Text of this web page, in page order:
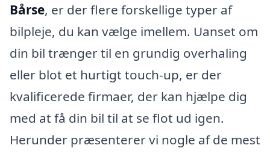
Bårse, er der flere forskellige typer af
bilpleje, du kan vælge imellem. Uanset om
din bil trænger til en grundig overhaling
eller blot et hurtigt touch-up, er der
kvalificerede firmaer, der kan hjælpe dig
med at få din bil til at se flot ud igen.
Herunder præsenterer vi nogle af de mest